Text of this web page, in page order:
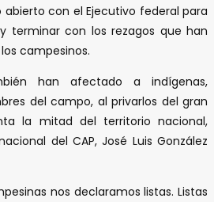
con el Ejecutivo federal para
terminar con los rezagos que han
campesinos.
han afectado a indígenas,
del campo, al privarlos del gran
la mitad del territorio nacional,
del CAP, José Luis González
nos declaramos listas. Listas